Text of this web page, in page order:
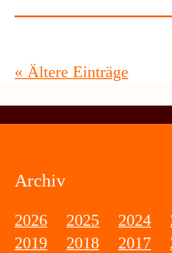
« Ältere Einträge
Archiv
2026 2025 2024
2019
2018 2017